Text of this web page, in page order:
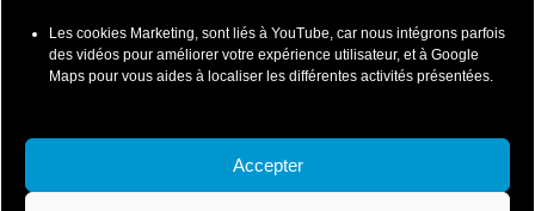
Les cookies Marketing, sont liés à YouTube, car nous intégrons parfois
des vidéos pour améliorer votre expérience utilisateur, et à Google
Maps pour vous aides à localiser les différentes activités présentées.
Accepter